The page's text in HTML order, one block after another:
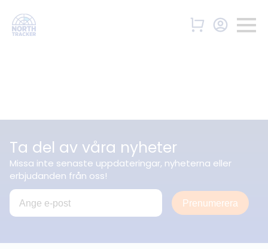
Ta del av våra nyheter
Missa inte senaste uppdateringar, nyheterna eller
erbjudanden från oss!
Prenumerera